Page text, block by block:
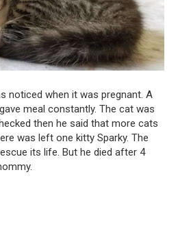
noticed when it was pregnant. A
meal constantly. The cat was
then he said that more cats
was left one kitty Sparky. The
its life. But he died after 4